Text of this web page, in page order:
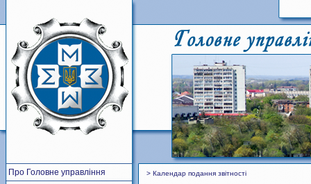
Про Головне управління
> Календар подання звітності